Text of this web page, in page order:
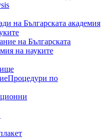
на Българската академия
на Българската
на науките
Процедури по